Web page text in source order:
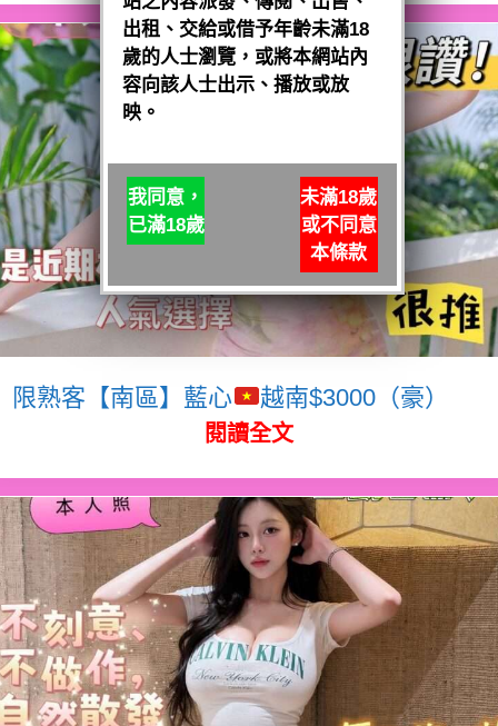
限熟客【南區】藍心 越南$3000（豪）
閱讀全文
出租、交給或借予年齡未滿18
歲的人士瀏覽，或將本網站內
容向該人士出示、播放或放
映。
我同意，
已滿18歲
未滿18歲
或不同意
本條款